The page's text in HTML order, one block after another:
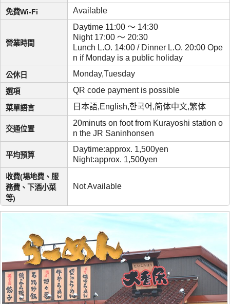
免費Wi-Fi Available
營業時間
Daytime 11:00 ～ 14:30
Night 17:00 ～ 20:30
Lunch L.O. 14:00 / Dinner L.O. 20:00 Ope
n if Monday is a public holiday
公休日 Monday,Tuesday
選項 QR code payment is possible
菜單語言 日本語,English,한국어,简体中文,繁体
交通位置
20minuts on foot from Kurayoshi station o
n the JR Saninhonsen
平均預算
Daytime:approx. 1,500yen
Night:approx. 1,500yen
收費(場地費、服
務費、下酒小菜
等)
Not Available